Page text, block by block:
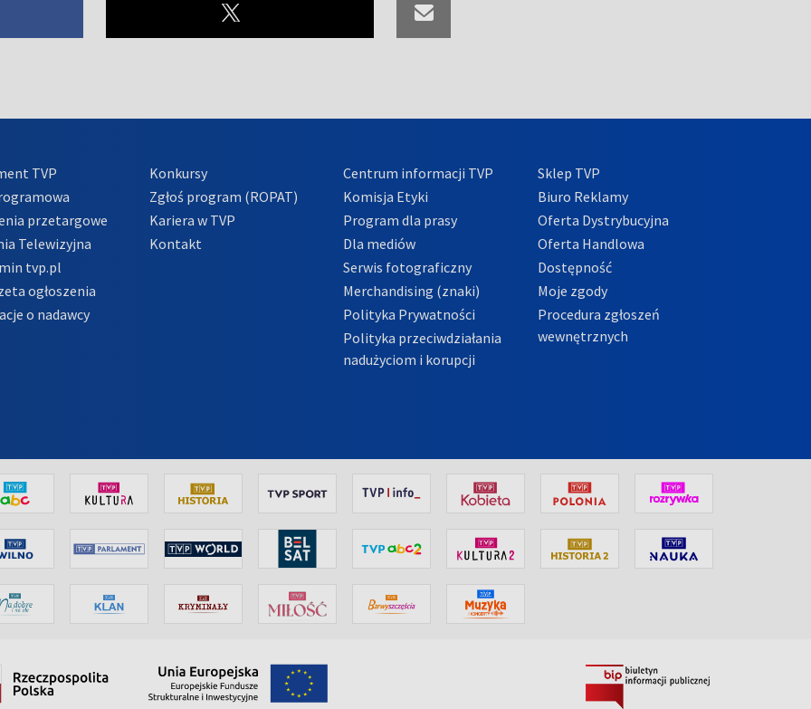
TVP
przetargowe
Telewizyjna
tvp.pl
ogłoszenia
o nadawcy
Konkursy
Zgłoś program (ROPAT)
Kariera w TVP
Kontakt
Centrum informacji TVP
Komisja Etyki
Program dla prasy
Dla mediów
Serwis fotograficzny
Merchandising (znaki)
Polityka Prywatności
Polityka przeciwdziałania
nadużyciom i korupcji
Sklep TVP
Biuro Reklamy
Oferta Dystrybucyjna
Oferta Handlowa
Dostępność
Moje zgody
Procedura zgłoszeń
wewnętrznych